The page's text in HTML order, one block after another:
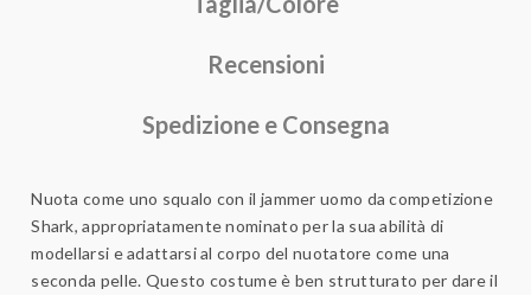
Recensioni
Spedizione e Consegna
Nuota come uno squalo con il jammer uomo da competizione
Shark, appropriatamente nominato per la sua abilità di
modellarsi e adattarsi al corpo del nuotatore come una
seconda pelle. Questo costume è ben strutturato per dare il